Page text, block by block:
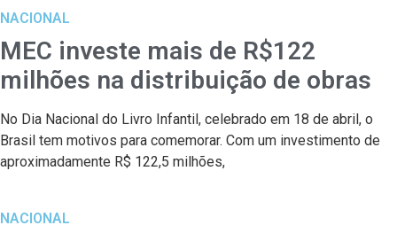
NACIONAL
MEC investe mais de R$122
milhões na distribuição de obras
No Dia Nacional do Livro Infantil, celebrado em 18 de abril, o
Brasil tem motivos para comemorar. Com um investimento de
aproximadamente R$ 122,5 milhões,
NACIONAL